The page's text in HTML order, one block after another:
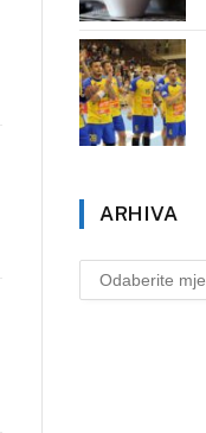
ARHIVA
Arhiva